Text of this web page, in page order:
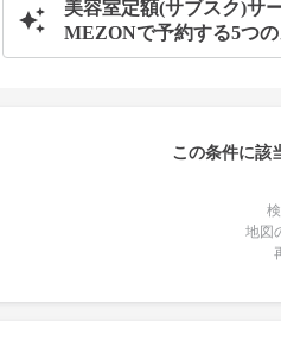
美容室定額(サブスク)サ
MEZONで予約する5つの
この条件に該
地図